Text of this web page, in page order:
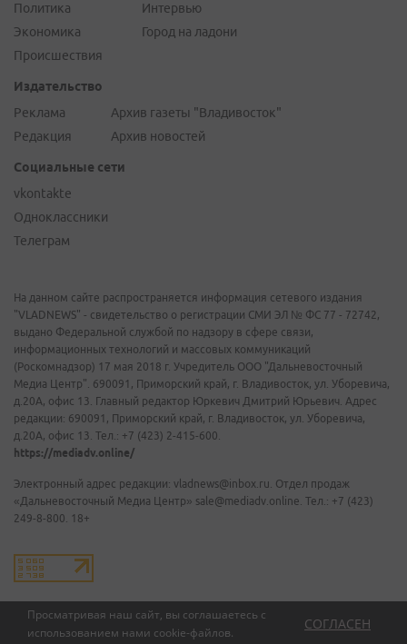
Просматривая наш сайт, вы соглашаетесь с
использованием нами cookie-файлов.
СОГЛАСЕН
Политика
Экономика
Происшествия
Интервью
Город на ладони
Издательство
Реклама
Редакция
Архив газеты "Владивосток"
Архив новостей
Социальные сети
vkontakte
Одноклассники
Телеграм
На данном сайте распространяется информация сетевого издания
"VLADNEWS" - свидетельство о регистрации СМИ ЭЛ № ФС 77 - 72742,
выдано Федеральной службой по надзору в сфере связи,
информационных технологий и массовых коммуникаций
(Роскомнадзор) 17 мая 2018 г. Учредитель ООО "Дальневосточный
Медиа Центр". 690091, Приморский край, г. Владивосток, ул. Уборевича,
д.20А, офис 13. Главный редактор Юркевич Дмитрий Юрьевич. Адрес
редакции: 690091, Приморский край, г. Владивосток, ул. Уборевича,
д.20А, офис 13. Тел.: +7 (423) 2-415-600.
https://mediadv.online/
Электронный адрес редакции: vladnews@inbox.ru. Отдел продаж
«Дальневосточный Медиа Центр» sale@mediadv.online. Тел.: +7 (423)
249-8-800. 18+